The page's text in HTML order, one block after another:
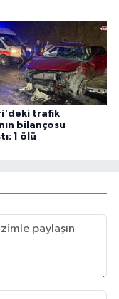
trafik
bilançosu
1 ölü